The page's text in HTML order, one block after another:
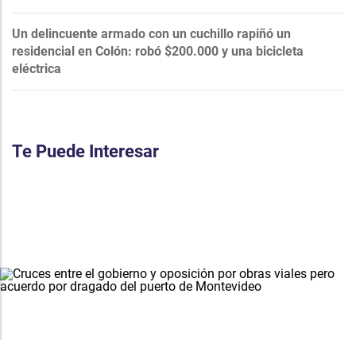
Un delincuente armado con un cuchillo rapiñó un
residencial en Colón: robó $200.000 y una bicicleta
eléctrica
Te Puede Interesar